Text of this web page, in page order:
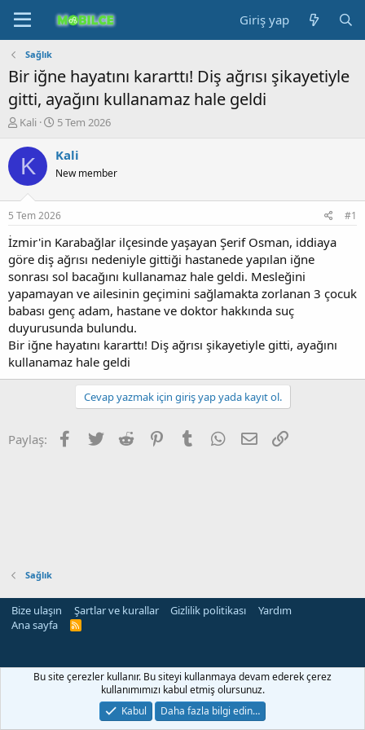
Giriş yap
Sağlık
Bir iğne hayatını kararttı! Diş ağrısı şikayetiyle
gitti, ayağını kullanamaz hale geldi
K
n
b
u
u
b
a
ş
l
a
t
a
n
Kali
B
ş
a
g
ı
ç
a
r
i
h
i
5 Tem 2026
K Kali
New member
5 Tem 2026 #1
İzmir'in Karabağlar ilçesinde yaşayan Şerif Osman, iddiaya
göre diş ağrısı nedeniyle gittiği hastanede yapılan iğne
sonrası sol bacağını kullanamaz hale geldi. Mesleğini
yapamayan ve ailesinin geçimini sağlamakta zorlanan 3 çocuk
babası genç adam, hastane ve doktor hakkında suç
duyurusunda bulundu.
Bir iğne hayatını kararttı! Diş ağrısı şikayetiyle gitti, ayağını
kullanamaz hale geldi
Cevap yazmak için giriş yap yada kayıt ol.
Paylaş: Facebook
Twitter Reddit PinterestTumblr WhatsApp
E-posta
Sağlık
Bize ulaşın Şartlar ve kurallar Gizlilik politikası
Yardım
Ana sayfa
R
Bu site çerezler kullanır. Bu siteyi kullanmaya devam ederek çerez
kullanımımızı kabul etmiş olursunuz.
Kabul
Daha fazla bilgi edin…